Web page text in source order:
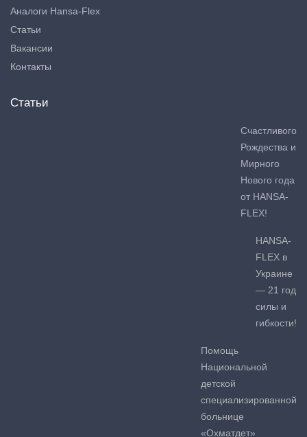
Аналоги Hansa-Flex
Статьи
Вакансии
Контакты
Статьи
Счастливого
Рождества и
Мирного
Нового года
от HANSA-
FLEX!
HANSA-
FLEX в
Украине
— 21 год
силы и
гибкости!
Помощь
Национальной
детской
специализированной
больнице
«Охматдет»